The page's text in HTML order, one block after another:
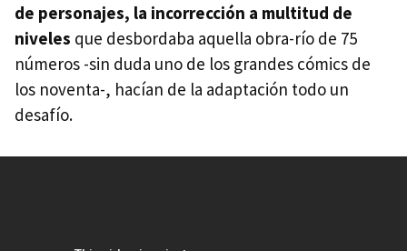
de personajes, la incorrección a multitud de
niveles que desbordaba aquella obra-río de 75
números -sin duda uno de los grandes cómics de
los noventa-, hacían de la adaptación todo un
desafío.